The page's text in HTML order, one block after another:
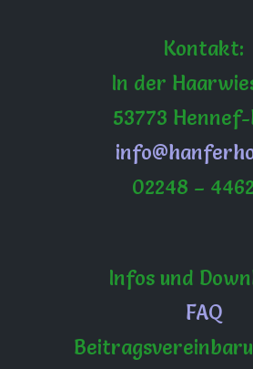
Kontakt:
In der
53773
02248 –
Infos und
FAQ